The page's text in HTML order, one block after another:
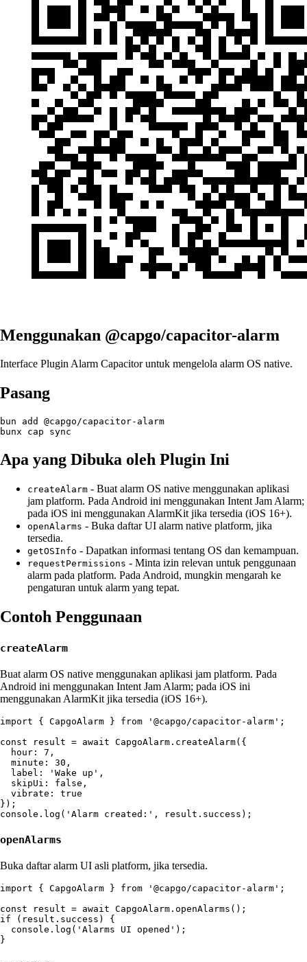
Menggunakan @capgo/capacitor-alarm
Interface Plugin Alarm Capacitor untuk mengelola alarm OS native.
Pasang
bun add @capgo/capacitor-alarm
Apa yang Dibuka oleh Plugin Ini
createAlarm - Buat alarm OS native menggunakan aplikasi
jam platform. Pada Android ini menggunakan Intent Jam Alarm;
pada iOS ini menggunakan AlarmKit jika tersedia (iOS 16+).
openAlarms - Buka daftar UI alarm native platform, jika
tersedia.
getOSInfo - Dapatkan informasi tentang OS dan kemampuan.
requestPermissions - Minta izin relevan untuk penggunaan
alarm pada platform. Pada Android, mungkin mengarah ke
pengaturan untuk alarm yang tepat.
Contoh Penggunaan
createAlarm
Buat alarm OS native menggunakan aplikasi jam platform. Pada
Android ini menggunakan Intent Jam Alarm; pada iOS ini
menggunakan AlarmKit jika tersedia (iOS 16+).
import { CapgoAlarm } from '@capgo/capacitor-alarm';
const result = await CapgoAlarm.createAlarm({
  hour: 7,
  minute: 30,
  label: 'Wake up',
  skipUi: false,
  vibrate: true
});
openAlarms
Buka daftar alarm UI asli platform, jika tersedia.
import { CapgoAlarm } from '@capgo/capacitor-alarm';
const result = await CapgoAlarm.openAlarms();
if (result.success) {
  console.log('Alarms UI opened');